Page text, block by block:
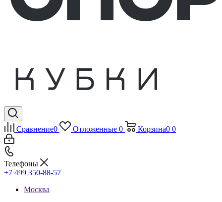
Сравнение0 Отложенные 0 Корзина0 0
Телефоны
+7 499 350-88-57
Москва